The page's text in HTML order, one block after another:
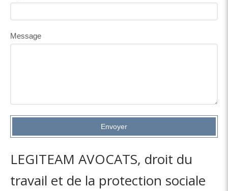
Message
Envoyer
LEGITEAM AVOCATS, droit du
travail et de la protection sociale